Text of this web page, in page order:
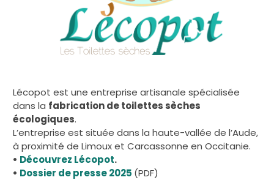
Lécopot est une entreprise artisanale spécialisée
dans la fabrication de toilettes sèches
écologiques.
L’entreprise est située dans la haute-vallée de l’Aude,
à proximité de Limoux et Carcassonne en Occitanie.
• Découvrez Lécopot.
• Dossier de presse 2025 (PDF)